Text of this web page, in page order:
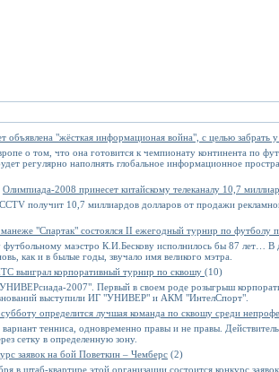
объявлена "жёсткая информационая война", с целью забрать
о том, что она готовится к чемпионату континента по
регулярно наполнять глобальное информационное
Олимпиада-2008 принесет китайскому телеканалу 10,7
CCTV получит 10,7 миллиардов долларов от продажи
"Спартак" состоялся II ежегодный турнир по футболу
маэстро К.И.Бескову исполнилось бы 87 лет… В
как и в былые годы, звучало имя великого мэтра.
выиграл корпоративный турнир по сквошу (10)
2007". Первый в своем роде розыгрыш
выступили ИГ "УНИВЕР" и АКМ "ИнтелСпорт".
определится лучшая команда по сквошу среди
тенниса, одновременно правы и не правы.
сетку в определенную зону.
заявок на бой Поветкин – Чемберс (2)
в штаб-квартире этой организации состоится конкурс